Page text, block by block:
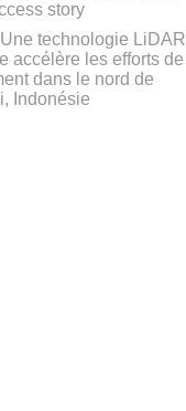
story
technologie LiDAR
accélère les efforts de
dans le nord de
Indonésie